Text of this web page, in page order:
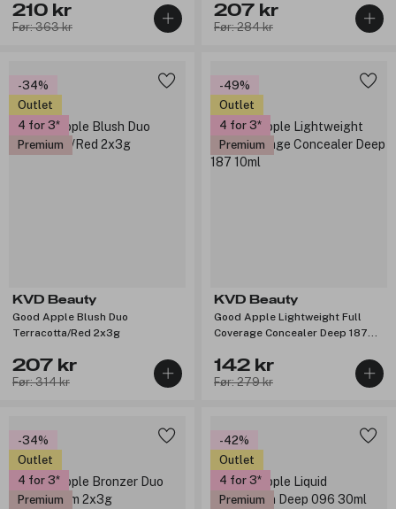
210 kr
Før: 363 kr
207 kr
Før: 284 kr
-34%
Outlet
4 for 3
Premium
KVD Beauty
Good Apple Blush Duo
Terracotta/Red 2x3g
207 kr
Før: 314 kr
-49%
Outlet
4 for 3
Premium
KVD Beauty
Good Apple Lightweight Full
Coverage Concealer Deep 187
142 kr
Før: 279 kr
-34%
Outlet
4 for 3
Premium
-42%
Outlet
4 for 3
Premium